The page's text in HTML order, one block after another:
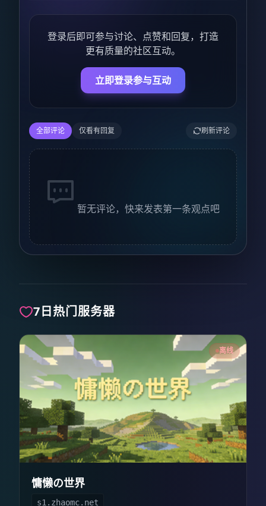
登录后即可参与讨论、点赞和回复，打造
更有质量的社区互动。
立即登录参与互动
全部评论 仅看有回复 刷新评论
暂无评论，快来发表第一条观点吧
7日热门服务器
离线
慵懒の世界
s1.zhaomc.net